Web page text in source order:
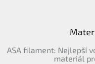
ASA filament: Nejlepší
materiál